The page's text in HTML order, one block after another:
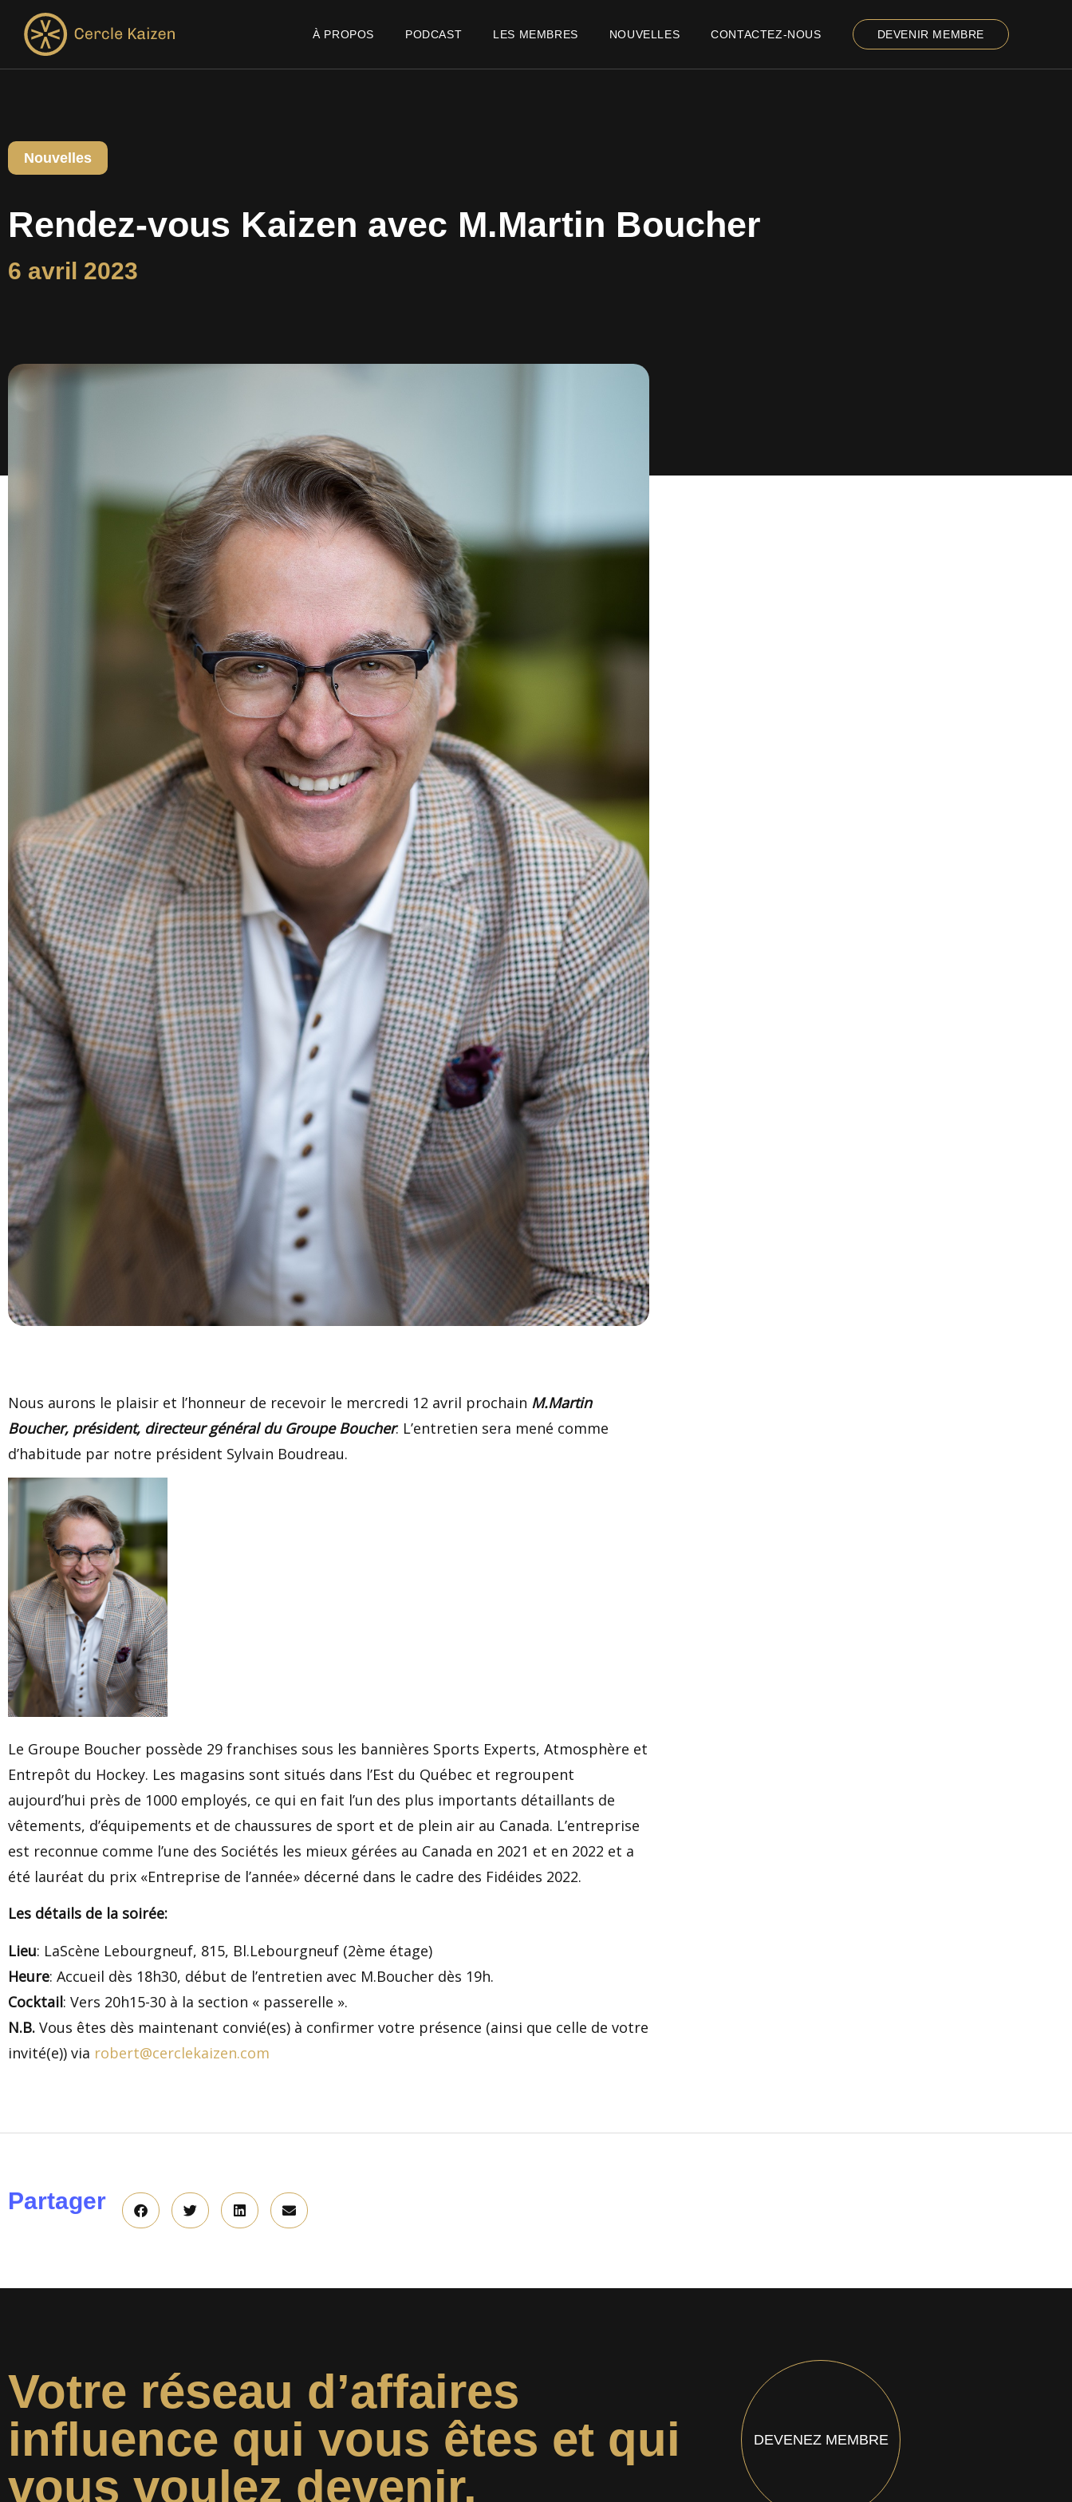
À PROPOS PODCAST LES MEMBRES NOUVELLES CONTACTEZ-NOUS DEVENIR MEMBRE
Nouvelles
Rendez-vous Kaizen avec M.Martin Boucher
6 avril 2023
Nous aurons le plaisir et l’honneur de recevoir le mercredi 12 avril prochain M.Martin
Boucher, président, directeur général du Groupe Boucher. L’entretien sera mené comme
d’habitude par notre président Sylvain Boudreau.
Le Groupe Boucher possède 29 franchises sous les bannières Sports Experts, Atmosphère et
Entrepôt du Hockey. Les magasins sont situés dans l’Est du Québec et regroupent
aujourd’hui près de 1000 employés, ce qui en fait l’un des plus importants détaillants de
vêtements, d’équipements et de chaussures de sport et de plein air au Canada. L’entreprise
est reconnue comme l’une des Sociétés les mieux gérées au Canada en 2021 et en 2022 et a
été lauréat du prix «Entreprise de l’année» décerné dans le cadre des Fidéides 2022.
Les détails de la soirée:
Lieu: LaScène Lebourgneuf, 815, Bl.Lebourgneuf (2ème étage)
Heure: Accueil dès 18h30, début de l’entretien avec M.Boucher dès 19h.
Cocktail: Vers 20h15-30 à la section « passerelle ».
N.B. Vous êtes dès maintenant convié(es) à confirmer votre présence (ainsi que celle de votre
invité(e)) via robert@cerclekaizen.com
Partager
Votre réseau d’affaires
influence qui vous êtes et qui
vous voulez devenir.
DEVENEZ MEMBRE